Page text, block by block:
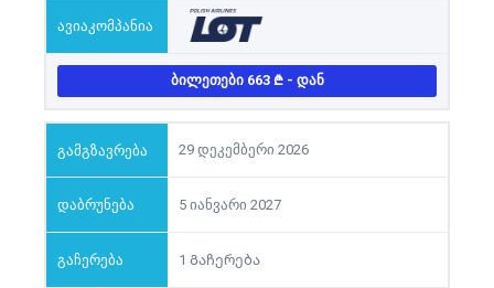
ᲑᲘᲚᲔᲗᲔᲑᲘ 663 - ᲓᲐᲜ
29 დეკემბერი 2026
5 იანვარი 2027
1 Გაჩერება